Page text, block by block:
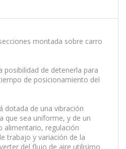
montada sobre carro
posibilidad de detenerla para
de posicionamiento del
dotada de una vibración
que sea uniforme, y de un
alimentario, regulación
trabajo y variación de la
del flujo de aire utilisimo